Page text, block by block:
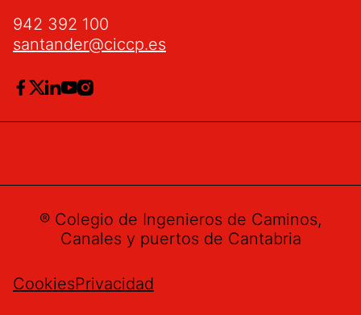
942 392 100
santander@ciccp.es
® Colegio de Ingenieros de Caminos,
Canales y puertos de Cantabria
CookiesPrivacidad